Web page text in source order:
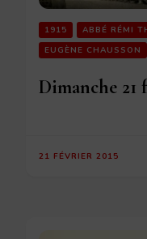
1915 ABBÉ RÉMI
EUGÈNE CHAUSSON
Dimanche 21
21 FÉVRIER 2015